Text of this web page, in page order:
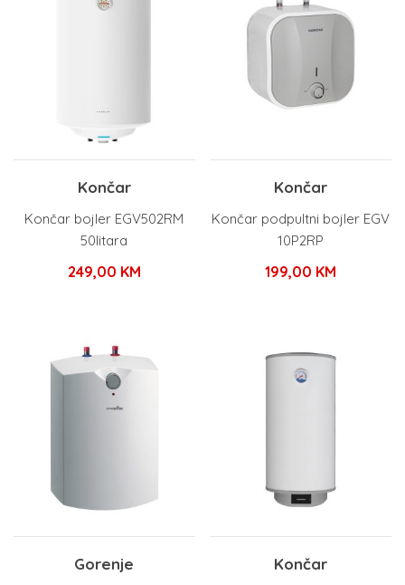
Končar
Končar bojler EGV502RM
50litara
249,00 KM
Končar
Končar podpultni bojler EGV
10P2RP
199,00 KM
Gorenje Končar